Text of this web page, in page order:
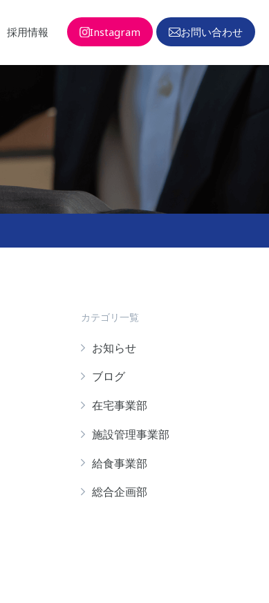
採用情報 Instagram お問い合わせ
カテゴリ一覧
お知らせ
ブログ
在宅事業部
施設管理事業部
給食事業部
総合企画部